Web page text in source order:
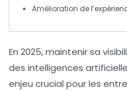
Amélioration de l’
En 2025,maintenir sa
des intelligences
enjeu crucial pour les